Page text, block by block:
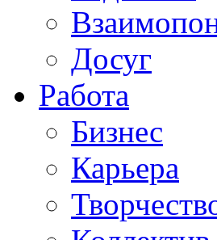
Досуг
Работа
Бизнес
Карьера